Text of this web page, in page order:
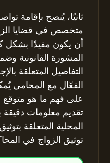
ثانيًا، يُنصح بإقامة
متخصص في قضايا
أن يكون مفيدًا بشكل
المشورة القانونية
التفاصيل المتعلقة
الفعّال مع المحامي
على فهم ما هو متوقع
تقديم معلومات دقيقة
المحلية المتعلقة
توثيق الزواج في